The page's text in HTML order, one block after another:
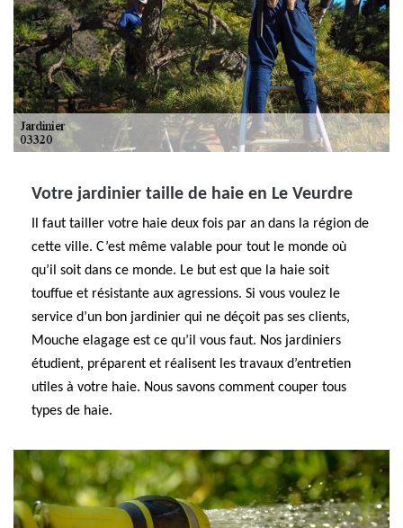
Votre jardinier taille de haie en Le Veurdre
Il faut tailler votre haie deux fois par an dans la région de
cette ville. C’est même valable pour tout le monde où
qu’il soit dans ce monde. Le but est que la haie soit
touffue et résistante aux agressions. Si vous voulez le
service d’un bon jardinier qui ne déçoit pas ses clients,
Mouche elagage est ce qu’il vous faut. Nos jardiniers
étudient, préparent et réalisent les travaux d’entretien
utiles à votre haie. Nous savons comment couper tous
types de haie.